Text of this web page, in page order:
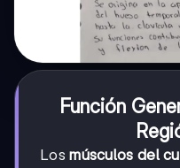
Función
Losmúsculos del